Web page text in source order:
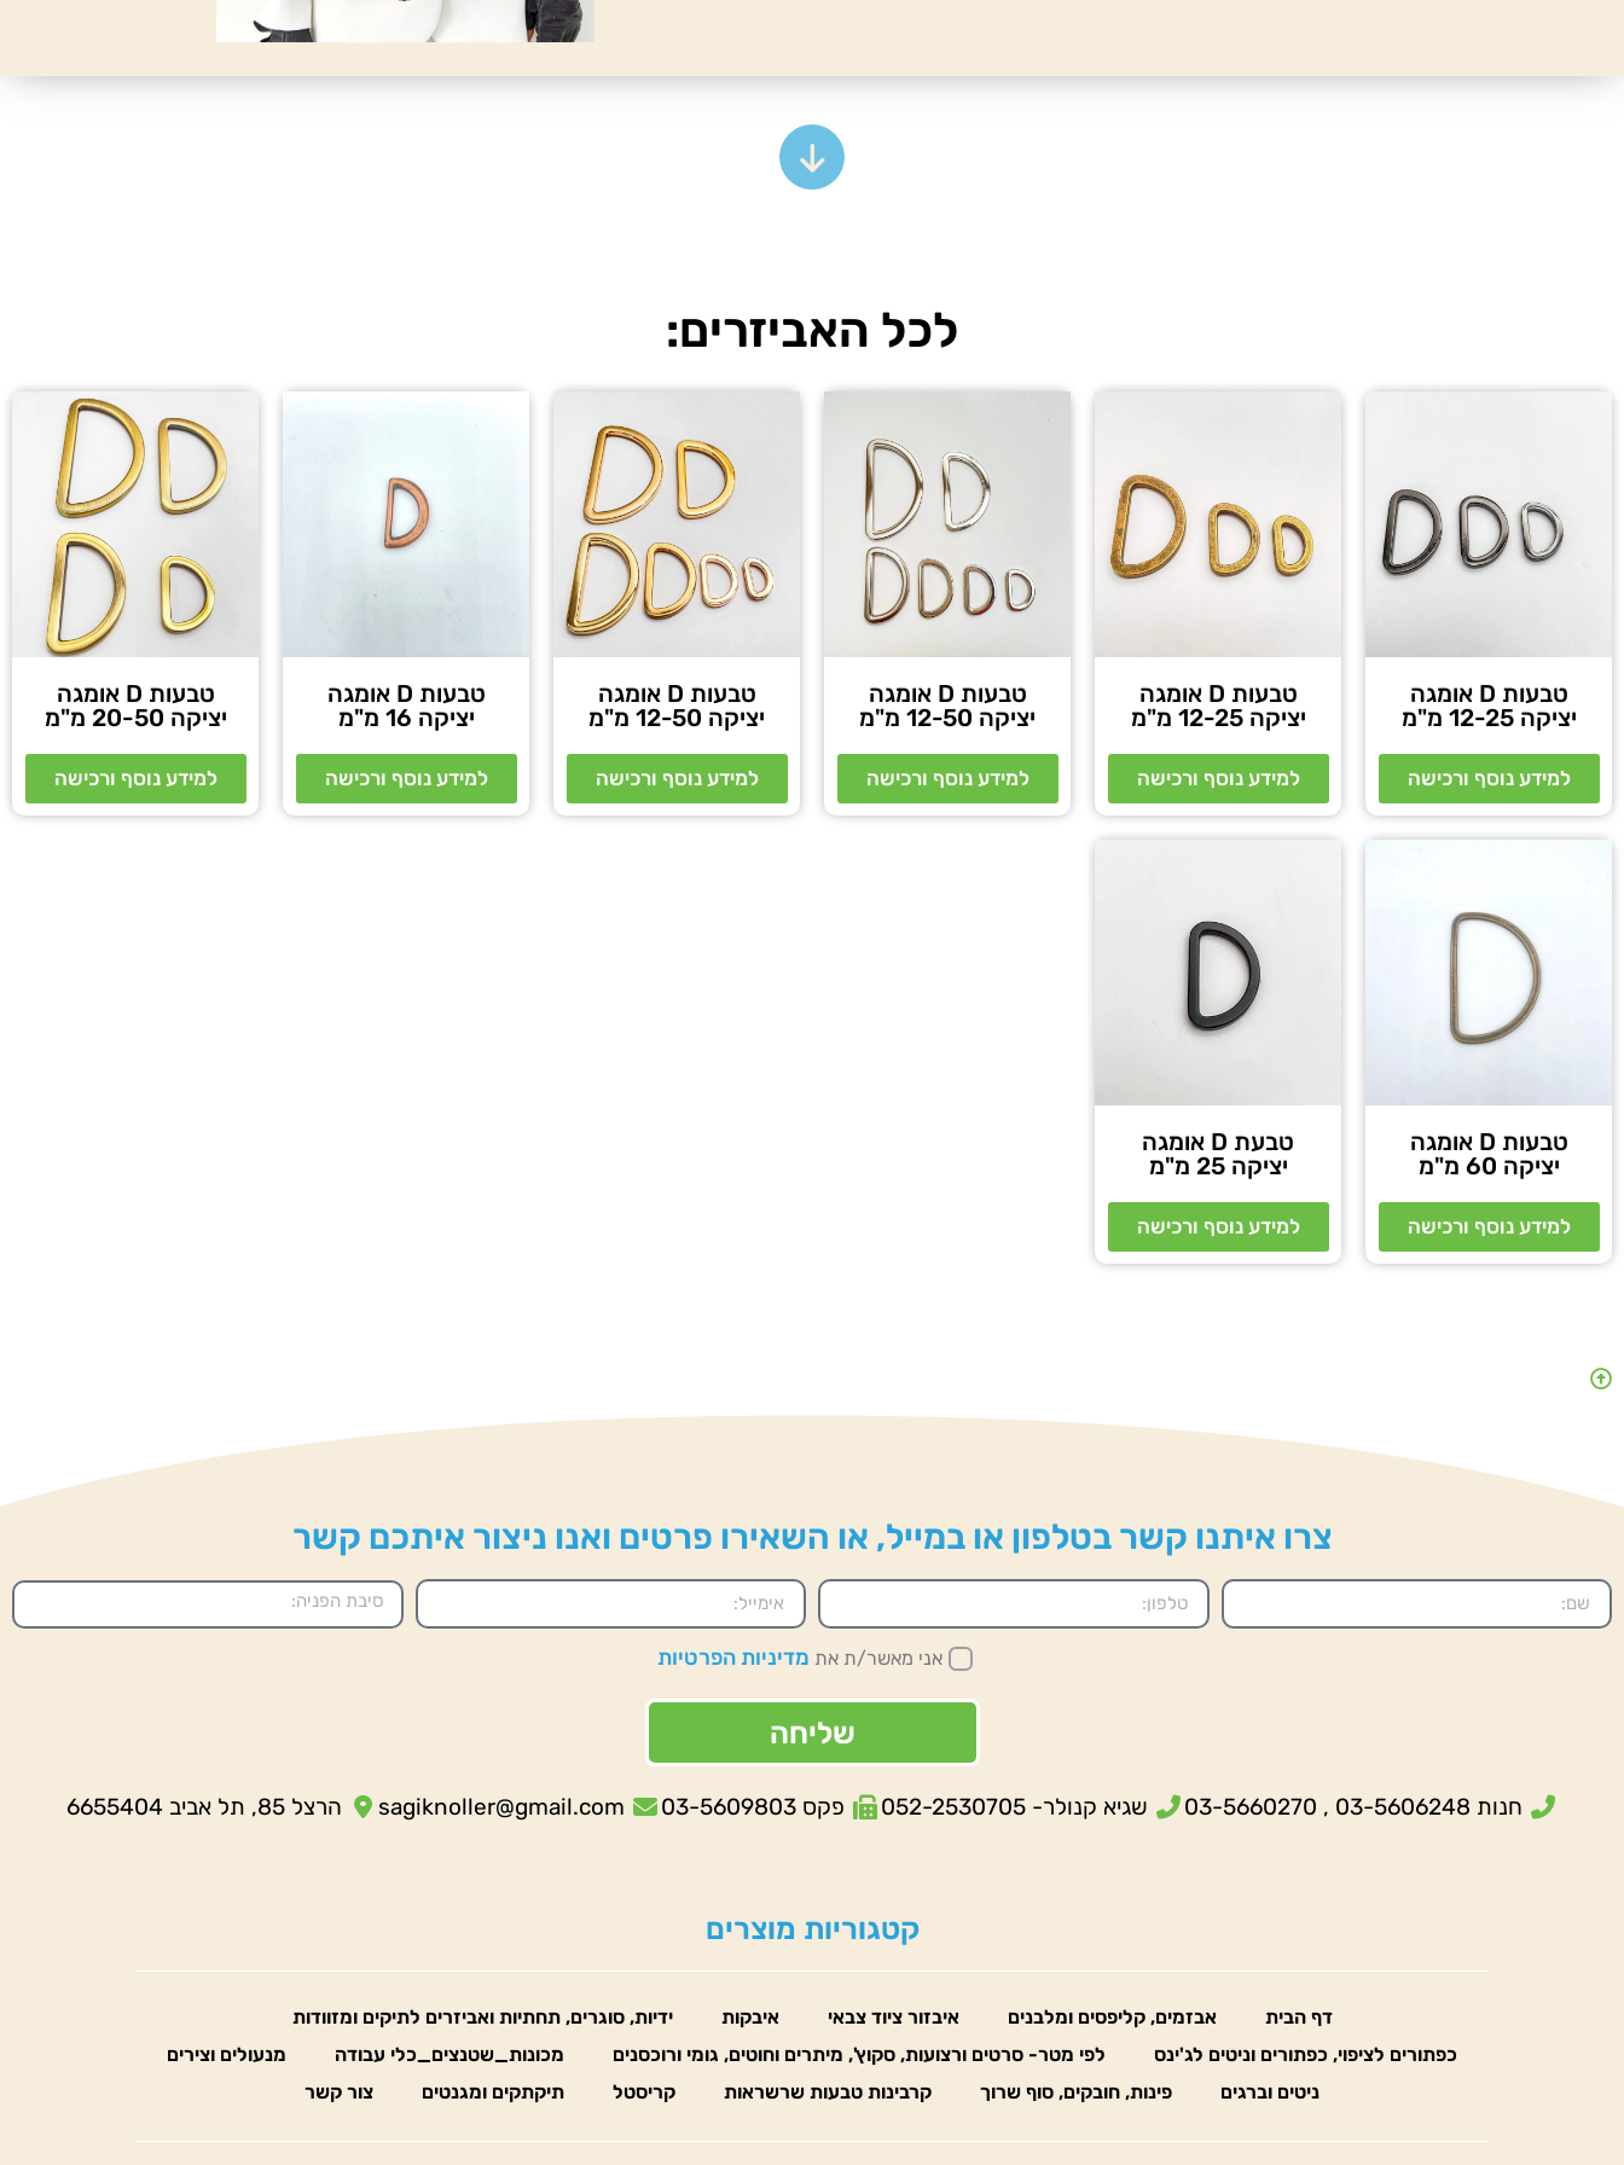
לכל האביזרים:
טבעות D אומגה
יציקה 12-25 מ"מ
למידע נוסף ורכישה
טבעות D אומגה
יציקה 12-25 מ"מ
למידע נוסף ורכישה
טבעות D אומגה
יציקה 12-50 מ"מ
למידע נוסף ורכישה
טבעות D אומגה
יציקה 12-50 מ"מ
למידע נוסף ורכישה
טבעות D אומגה
יציקה 16 מ"מ
למידע נוסף ורכישה
טבעות D אומגה
יציקה 20-50 מ"מ
למידע נוסף ורכישה
טבעות D אומגה
יציקה 60 מ"מ
למידע נוסף ורכישה
טבעת D אומגה
יציקה 25 מ"מ
למידע נוסף ורכישה
צרו איתנו קשר בטלפון או במייל, או השאירו פרטים ואנו ניצור איתכם קשר
אני מאשר/ת את מדיניות הפרטיות
שליחה
חנות 03-5606248 , 03-5660270 שגיא קנולר- 052-2530705 פקס 03-5609803 sagiknoller@gmail.com הרצל 85, תל אביב 6655404
קטגוריות מוצרים
דף הבית אבזמים, קליפסים ומלבנים איבזור ציוד צבאי איבקות
ידיות, סוגרים, תחתיות ואביזרים לתיקים ומזוודות
כפתורים לציפוי, כפתורים וניטים לג'ינס
לפי מטר- סרטים ורצועות, סקוץ', מיתרים וחוטים, גומי ורוכסנים מכונות_שטנצים_כלי עבודה
מנעולים וצירים
ניטים וברגים
פינות, חובקים, סוף שרוך קרבינות טבעות שרשראות קריסטל תיקתקים ומגנטים צור קשר